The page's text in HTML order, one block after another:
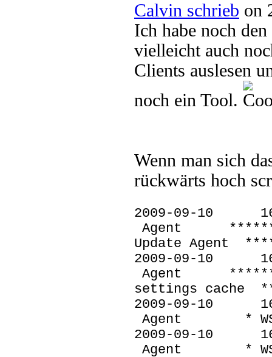
Calvin schrieb on
Ich habe noch
vielleicht auch
Clients auslesen
noch ein Tool.
Wenn man sich
rückwärts hoch
2009-09-
Agent
Update Agent
2009-09-
Agent
settings cache
2009-09-
Agent *
2009-09-
Agent *